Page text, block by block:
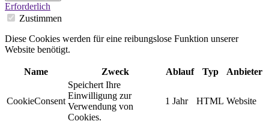
Erforderlich
Zustimmen
Diese Cookies werden für eine reibungslose Funktion unserer
Website benötigt.
Name Zweck Ablauf Typ Anbieter
CookieConsent
Speichert Ihre
Einwilligung zur
Verwendung von
Cookies.
1 Jahr HTML Website